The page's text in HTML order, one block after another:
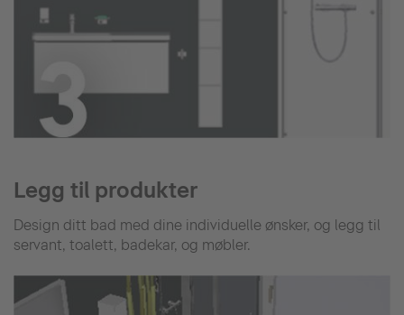
Legg til produkter
Design ditt bad med dine individuelle ønsker, og legg til
servant, toalett, badekar, og møbler.